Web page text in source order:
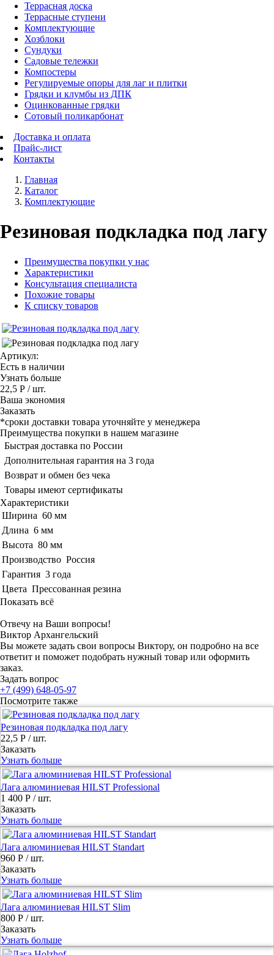
Террасная доска
Террасные ступени
Комплектующие
Хозблоки
Сундуки
Садовые тележки
Компостеры
Регулируемые опоры для лаг и плитки
Грядки и клумбы из ДПК
Оцинкованные грядки
Сотовый поликарбонат
Доставка и оплата
Прайс-лист
Контакты
Главная
Каталог
Комплектующие
Резиновая подкладка под лагу
Преимущества покупки у нас
Характеристики
Консультация специалиста
Похожие товары
К списку товаров
Артикул:
Есть в наличии
Узнать больше
22,5 Р / шт.
Ваша экономия
Заказать
*сроки доставки товара уточняйте у менеджера
Преимущества покупки в нашем магазине
Быстрая доставка по России
Дополнительная гарантия на 3 года
Возврат и обмен без чека
Товары имеют сертификаты
Характеристики
Ширина 60 мм
Длина 6 мм
Высота 80 мм
Производство Россия
Гарантия 3 года
Цвета Прессованная резина
Показать всё
Отвечу на Ваши вопросы!
Виктор Архангельский
Вы можете задать свои вопросы Виктору, он подробно на все
ответит и поможет подобрать нужный товар или оформить
заказ.
Задать вопрос
+7 (499) 648-05-97
Посмотрите также
Резиновая подкладка под лагу
22,5 Р / шт.
Заказать
Узнать больше
Лага алюминиевая HILST Professional
1 400 Р / шт.
Заказать
Узнать больше
Лага алюминиевая HILST Standart
960 Р / шт.
Заказать
Узнать больше
Лага алюминиевая HILST Slim
800 Р / шт.
Заказать
Узнать больше